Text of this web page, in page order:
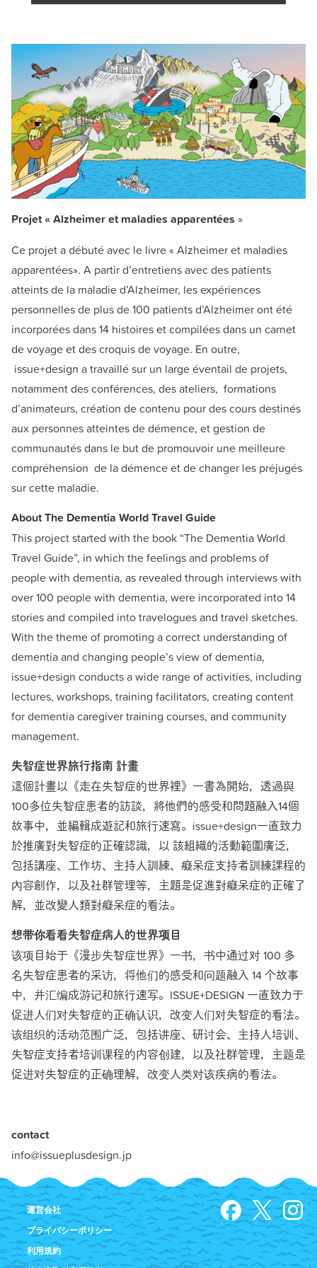
Projet « Alzheimer et maladies apparentées »
Ce projet a débuté avec le livre « Alzheimer et maladies
apparentées». A partir d’entretiens avec des patients
atteints de la maladie d’Alzheimer, lesexpériences
personnellesde plus de 100 patients d’Alzheimeront été
incorporéesdans 14 histoires etcompiléesdans un carnet
de voyage et des croquis de voyage. En outre,
issue+design a travaillé sur un large éventail de projets,
notamment des conférences, des ateliers, formations
d’animateurs, création de contenu pourdes cours destinés
aux personnes atteintes de démence, et gestion de
communautésdans le but de promouvoir une meilleure
compréhension de la démence et de changer les préjugés
sur cette maladie.
About The Dementia World Travel Guide
This project started with the book “The Dementia World
Travel Guide”, in which the feelings and problems of
people with dementia, as revealed through interviews with
over 100 people with dementia, were incorporated into 14
stories and compiled into travelogues and travel sketches.
With the theme of promoting a correct understanding of
dementia and changing people’s view of dementia,
issue+design conducts a wide range of activities, including
lectures, workshops, training facilitators, creating content
for dementia caregiver training courses, and community
management.
失智症世界旅行指南 計畫
這個計畫以《走在失智症的世界裡》一書為開始，透過與
100多位失智症患者的訪談，將他們的感受和問題融入14個
故事中，並編輯成遊記和旅行速寫。issue+design一直致力
於推廣對失智症的正確認識，以 該組織的活動範圍廣泛，
包括講座、工作坊、主持人訓練、癡呆症支持者訓練課程的
內容創作，以及社群管理等，主題是促進對癡呆症的正確了
解，並改變人類對癡呆症的看法。
想带你看看失智症病人的世界项目
该项目始于《漫步失智症世界》一书，书中通过对 100 多
名失智症患者的采访，将他们的感受和问题融入 14 个故事
中，并汇编成游记和旅行速写。ISSUE+DESIGN 一直致力于
促进人们对失智症的正确认识，改变人们对失智症的看法。
该组织的活动范围广泛，包括讲座、研讨会、主持人培训、
失智症支持者培训课程的内容创建，以及社群管理，主题是
促进对失智症的正确理解，改变人类对该疾病的看法。
contact
info@issueplusdesign.jp
運営会社
プライバシーポリシー
利用規約